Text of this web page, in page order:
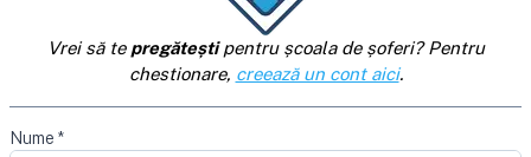
Vrei să te pregăteștipentru școala de șoferi? Pentru
chestionare, creează un cont aici.
Nume *